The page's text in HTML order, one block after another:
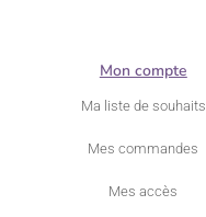
Mon compte
Ma liste de souhaits
Mes commandes
Mes accès